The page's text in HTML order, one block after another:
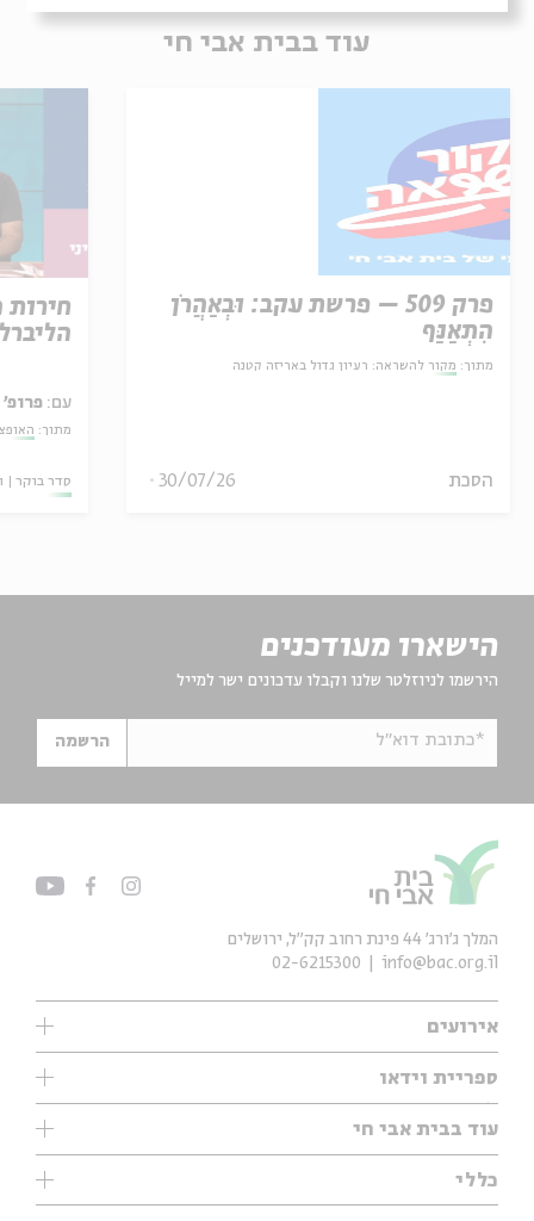
עוד בבית אבי חי
פרק 509 – פרשת עקב: וּבְאַהֲרֹן
הִתְאַנַּף
מתוך: מקור להשראה: רעיון גדול באריזה קטנה
הסכת 30/07/26
עם: פרופ'
מתוך:
סדר בוקר
הישארו מעודכנים
הירשמו לניוזלטר שלנו וקבלו עדכונים ישר למייל
*כתובת דוא"ל הרשמה
אירועים
עיון
אנגלית
נוער
ספריית וידאו
ילדים
מוזיקה
עיון
מיוחדים
עוד בבית אבי חי
תערוכות
מיוחדים
כללי
המלך ג'ורג' 44 פינת רחוב קק״ל, ירושלים
info@bac.org.il
02-6215300